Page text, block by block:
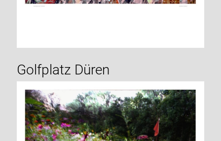
Golfplatz Düren